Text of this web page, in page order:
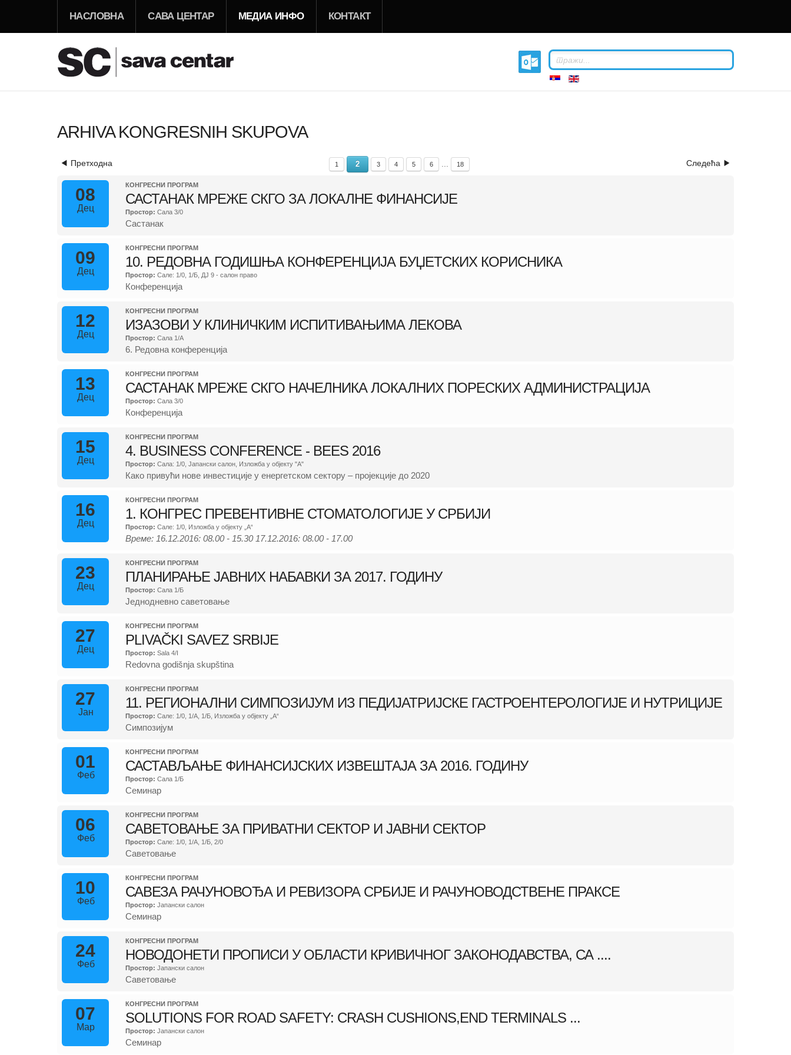
НАСЛОВНА САВА ЦЕНТАР МЕДИА ИНФО КОНТАКТ
ARHIVA KONGRESNIH SKUPOVA
Претходна 1 2 3 4 5 6 18 Следећа
08
Дец
КОНГРЕСНИ ПРОГРАМ
САСТАНАК МРЕЖЕ СКГО ЗА ЛОКАЛНЕ ФИНАНСИЈЕ
Простор: Сала 3/0
Састанак
09
Дец
КОНГРЕСНИ ПРОГРАМ
10. РЕДОВНА ГОДИШЊА КОНФЕРЕНЦИЈА БУЏЕТСКИХ КОРИСНИКА
Простор: Сале: 1/0, 1/Б, ДЈ 9 - салон право
Конференција
12
Дец
КОНГРЕСНИ ПРОГРАМ
ИЗАЗОВИ У КЛИНИЧКИМ ИСПИТИВАЊИМА ЛЕКОВА
Простор: Сала 1/А
6. Редовна конференција
13
Дец
КОНГРЕСНИ ПРОГРАМ
САСТАНАК МРЕЖЕ СКГО НАЧЕЛНИКА ЛОКАЛНИХ ПОРЕСКИХ АДМИНИСТРАЦИЈА
Простор: Сала 3/0
Конференција
15
Дец
КОНГРЕСНИ ПРОГРАМ
4. BUSINESS CONFERENCE - BEES 2016
Простор: Сала: 1/0, Јапански салон, Изложба у објекту "А"
Како привући нове инвестиције у енергетском сектору – пројекције до 2020
16
Дец
КОНГРЕСНИ ПРОГРАМ
1. КОНГРЕС ПРЕВЕНТИВНЕ СТОМАТОЛОГИЈЕ У СРБИЈИ
Простор: Сале: 1/0, Изложба у објекту „А“
Време: 16.12.2016: 08.00 - 15.30 17.12.2016: 08.00 - 17.00
23
Дец
КОНГРЕСНИ ПРОГРАМ
ПЛАНИРАЊЕ ЈАВНИХ НАБАВКИ ЗА 2017. ГОДИНУ
Простор: Сала 1/Б
Једнодневно саветовање
27
Дец
КОНГРЕСНИ ПРОГРАМ
PLIVAČKI SAVEZ SRBIJE
Простор: Sala 4/I
Redovna godišnja skupština
27
Јан
КОНГРЕСНИ ПРОГРАМ
11. РЕГИОНАЛНИ СИМПОЗИЈУМ ИЗ ПЕДИЈАТРИЈСКЕ ГАСТРОЕНТЕРОЛОГИЈЕ И НУТРИЦИЈЕ
Простор: Сале: 1/0, 1/А, 1/Б, Изложба у објекту „А“
Симпозијум
01
Феб
КОНГРЕСНИ ПРОГРАМ
САСТАВЉАЊЕ ФИНАНСИЈСКИХ ИЗВЕШТАЈА ЗА 2016. ГОДИНУ
Простор: Сала 1/Б
Семинар
06
Феб
КОНГРЕСНИ ПРОГРАМ
САВЕТОВАЊЕ ЗА ПРИВАТНИ СЕКТОР И ЈАВНИ СЕКТОР
Простор: Сале: 1/0, 1/А, 1/Б, 2/0
Саветовање
10
Феб
КОНГРЕСНИ ПРОГРАМ
САВЕЗА РАЧУНОВОЂА И РЕВИЗОРА СРБИЈЕ И РАЧУНОВОДСТВЕНЕ ПРАКСЕ
Простор: Јапански салон
Семинар
24
Феб
КОНГРЕСНИ ПРОГРАМ
НОВОДОНЕТИ ПРОПИСИ У ОБЛАСТИ КРИВИЧНОГ ЗАКОНОДАВСТВА, СА ....
Простор: Јапански салон
Саветовање
07
Мар
КОНГРЕСНИ ПРОГРАМ
SOLUTIONS FOR ROAD SAFETY: CRASH CUSHIONS,END TERMINALS ...
Простор: Јапански салон
Семинар